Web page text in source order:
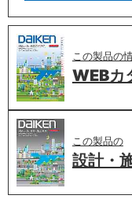
この製品の
WEBカ
この製品の
設計・